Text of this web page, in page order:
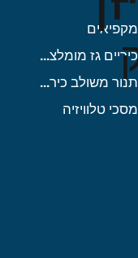
מקפיאים
כיריים גז מומלצות
תנור משולב כיריים
מסכי טלוויזיה